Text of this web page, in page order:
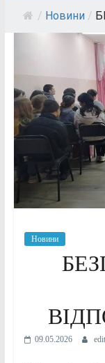
/ Новини /
Новини
09.05.2026